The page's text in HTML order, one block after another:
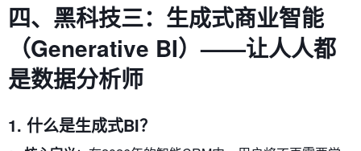
四、黑科技三：生成式商业智能
（Generative BI）——让人人都
是数据分析师
1. 什么是生成式BI？